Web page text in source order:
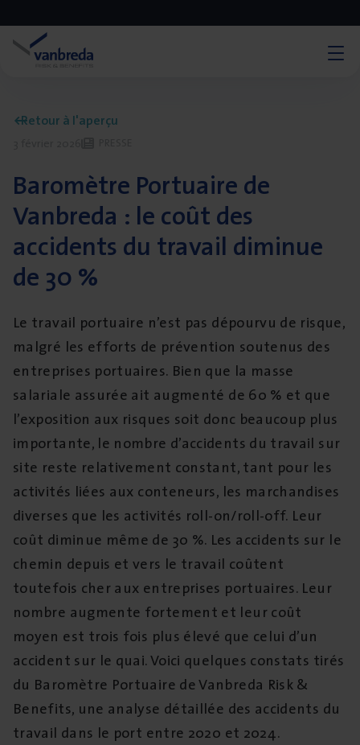
Retour à l'aperçu
Baromètre Portuaire de
Vanbreda : le coût des
accidents du travail diminue
de 30 %
Le travail portuaire n’est pas dépourvu de risque,
malgré les efforts de prévention soutenus des
entreprises portuaires. Bien que la masse
salariale assurée ait augmenté de 60 % et que
l’exposition aux risques soit donc beaucoup plus
importante, le nombre d’accidents du travail sur
site reste relativement constant, tant pour les
activités liées aux conteneurs, les marchandises
diverses que les activités roll-on/roll-off. Leur
coût diminue même de 30 %. Les accidents sur le
chemin depuis et vers le travail coûtent
toutefois cher aux entreprises portuaires. Leur
nombre augmente fortement et leur coût
moyen est trois fois plus élevé que celui d’un
accident sur le quai. Voici quelques constats tirés
du Baromètre Portuaire de Vanbreda Risk &
Benefits, une analyse détaillée des accidents du
travail dans le port entre 2020 et 2024.